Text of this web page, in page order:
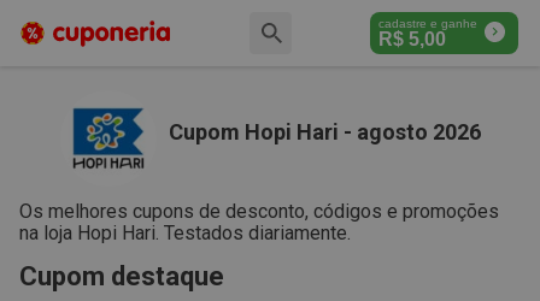
cadastre e ganhe
R$ 5,00
Cupom Hopi Hari - agosto 2026
Os melhores cupons de desconto, códigos e promoções
na loja Hopi Hari. Testados diariamente.
Cupom destaque